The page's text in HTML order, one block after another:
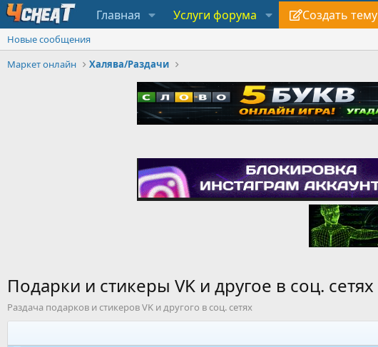
Главная Услуги форума Создать тему
Новые сообщения
Маркет онлайн
Халява/Раздачи
Подарки и стикеры VK и другое в соц. сетях
Раздача подарков и стикеров VK и другого в соц. сетях